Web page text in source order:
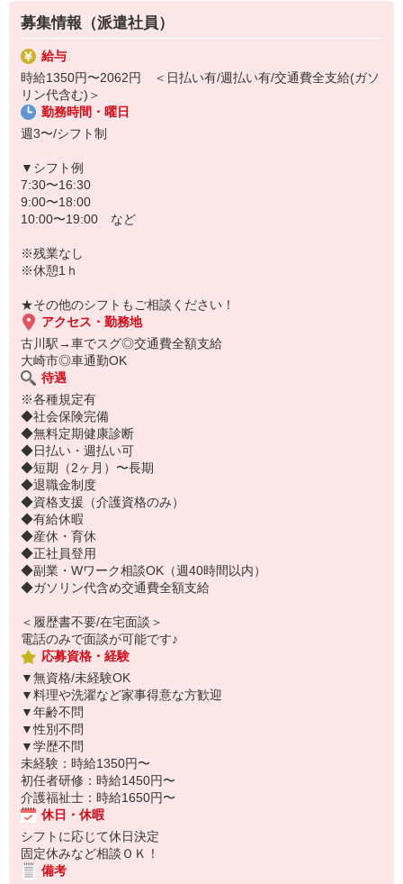
・お部屋や共有スペースの清掃
・お散歩や体操などのレクリエーション
・必要に応じた生活介助 など
▼こんな方におすすめ
・高齢者の方とじっくり関わりたい
・家事や会話が苦にならない
・認知症ケアに興味がある
難しい対応はありません
未経験スタートのスタッフ多数！
わからないことは先輩スタッフが丁寧に教えますのでご安心くださ
い◎
募集情報（派遣社員）
給与
時給1350円〜2062円 ＜日払い有/週払い有/交通費全支給(ガソ
リン代含む)＞
勤務時間・曜日
週3〜/シフト制
▼シフト例
7:30〜16:30
9:00〜18:00
10:00〜19:00 など
※残業なし
※休憩1ｈ
★その他のシフトもご相談ください！
アクセス・勤務地
古川駅→車でスグ◎交通費全額支給
大崎市◎車通勤OK
待遇
※各種規定有
◆社会保険完備
◆無料定期健康診断
◆日払い・週払い可
◆短期（2ヶ月）〜長期
◆退職金制度
◆資格支援（介護資格のみ）
◆有給休暇
◆産休・育休
◆正社員登用
◆副業・Wワーク相談OK（週40時間以内）
◆ガソリン代含め交通費全額支給
＜履歴書不要/在宅面談＞
電話のみで面談が可能です♪
応募資格・経験
▼無資格/未経験OK
▼料理や洗濯など家事得意な方歓迎
▼年齢不問
▼性別不問
▼学歴不問
未経験：時給1350円〜
初任者研修：時給1450円〜
介護福祉士：時給1650円〜
休日・休暇
シフトに応じて休日決定
固定休みなど相談ＯＫ！
備考